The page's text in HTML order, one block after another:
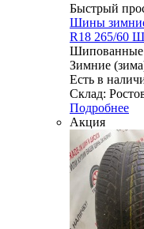
Быстрый
Шины зимние
R18 265/60
Шипованные
Зимние
Есть в
Склад:
Подробнее
Акция